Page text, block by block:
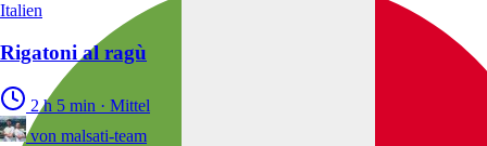
Italien
Rigatoni al ragù
2 h 5 min · Mittel
von malsati-team